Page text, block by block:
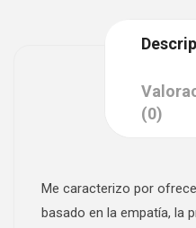
(0)
Me caracterizo por
basado en la empatía, la